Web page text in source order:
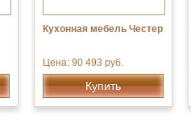
Кухонная мебель Честер
Цена: 90 493 руб.
Купить